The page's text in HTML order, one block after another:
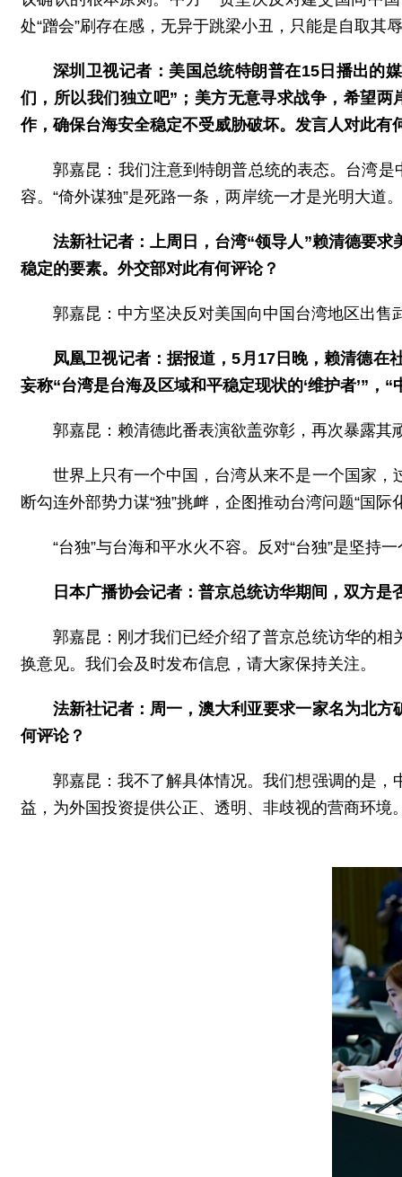
处“蹭会”刷存在感，无异于跳梁小丑，只能是自取其
深圳卫视记者：美国总统特朗普在15日播出的
们，所以我们独立吧”；美方无意寻求战争，希望
作，确保台海安全稳定不受威胁破坏。发言人对此有
郭嘉昆：我们注意到特朗普总统的表态。台湾
容。“倚外谋独”是死路一条，两岸统一才是光明大
法新社记者：上周日，台湾“领导人”赖清德要
稳定的要素。外交部对此有何评论？
郭嘉昆：中方坚决反对美国向中国台湾地区出售
凤凰卫视记者：据报道，5月17日晚，赖清德在
妄称“台湾是台海及区域和平稳定现状的‘维护者’”，
郭嘉昆：赖清德此番表演欲盖弥彰，再次暴露其
世界上只有一个中国，台湾从来不是一个国家
断勾连外部势力谋“独”挑衅，企图推动台湾问题“国
“台独”与台海和平水火不容。反对“台独”是坚持
日本广播协会记者：普京总统访华期间，双方
郭嘉昆：刚才我们已经介绍了普京总统访华的
换意见。我们会及时发布信息，请大家保持关注。
法新社记者：周一，澳大利亚要求一家名为北
何评论？
郭嘉昆：我不了解具体情况。我们想强调的是
益，为外国投资提供公正、透明、非歧视的营商环境